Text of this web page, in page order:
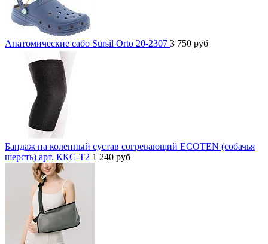
Анатомические сабо Sursil Orto 20-2307 3 750 руб
Бандаж на коленный сустав согревающий ECOTEN (собачья
шерсть) арт. ККС-Т2 1 240 руб